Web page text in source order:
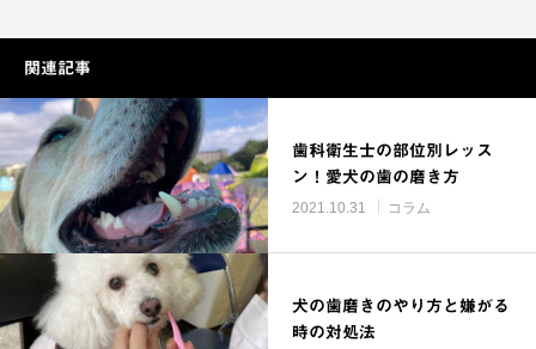
関連記事
歯科衛生士の部位別レッス
ン！愛犬の歯の磨き方
2021.10.31
コラム
犬の歯磨きのやり方と嫌がる
時の対処法